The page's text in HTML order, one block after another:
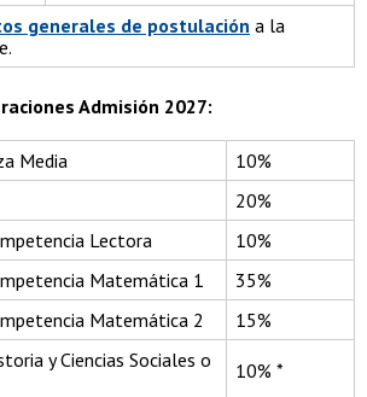
generales de postulación a la
Admisión 2027:
Media
10%
20%
Lectora
10%
Matemática 1
35%
Matemática 2
15%
y Ciencias Sociales o
10% *